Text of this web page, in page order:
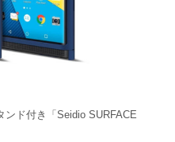
ド付き「Seidio SURFACE